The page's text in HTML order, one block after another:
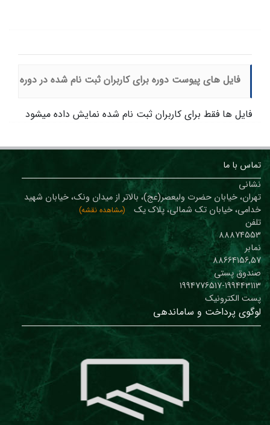
فایل های پیوست دوره برای کاربران ثبت نام شده در دوره
فایل ها فقط برای کاربران ثبت نام شده نمایش داده میشود
تماس با ما
نشانی
تهران، خیابان حضرت ولیعصر(عج)، بالاتر از میدان ونک، خیابان شهید
خدامی، خیابان تک شمالی، پلاک یک
(مشاهده نقشه)
تلفن
88874553
نمابر
88664156,57
صندوق پستی
1994776517-199443113
پست الکترونیک
لوگوی پرداخت و ساماندهی